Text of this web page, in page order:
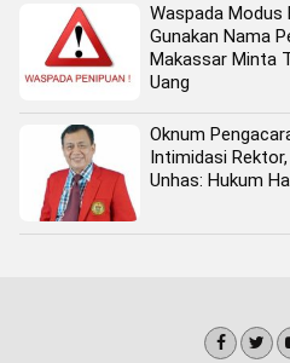
Waspada Modus
Gunakan Nama
Makassar Minta
Uang
Oknum
Intimidasi
Unhas: Hukum